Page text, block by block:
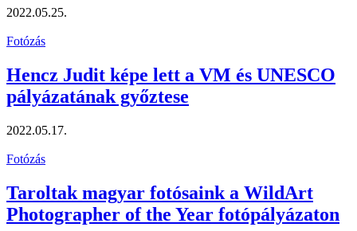
2022.05.25.
Fotózás
Hencz Judit képe lett a VM és UNESCO
pályázatának győztese
2022.05.17.
Fotózás
Taroltak magyar fotósaink a WildArt
Photographer of the Year fotópályázaton